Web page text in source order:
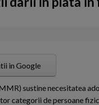
in Google
sustine necesitatea
categorii de persoane